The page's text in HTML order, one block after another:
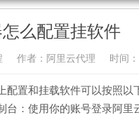
么配置挂软件
作者： 阿里云代理 时间
配置和挂载软件可以按照以
台：使用你的账号登录阿里